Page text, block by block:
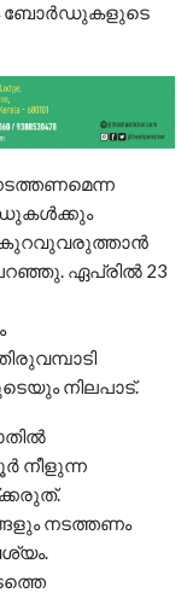
ബോര്‍ഡുകളുടെ
കുറവുവരുത്താന്‍
ഏപ്രില്‍ 23
നിലപാട്.
നീളുന്ന
നടത്തണം